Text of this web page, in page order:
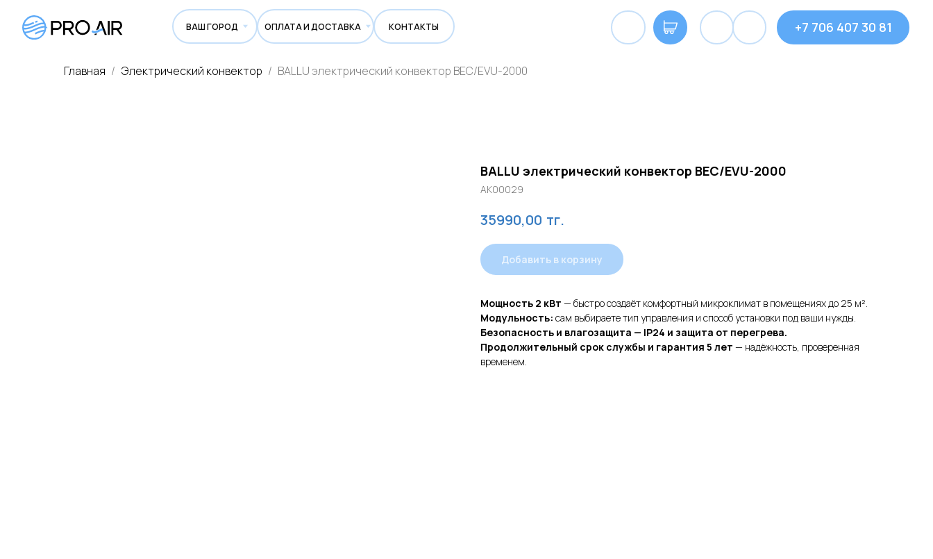
+7 706 407 30 81
КОНТАКТЫ
ОПЛАТА И ДОСТАВКА
ВАШ ГОРОД
Главная Электрический конвектор BALLU электрический конвектор BEC/EVU-2000
BALLU электрический конвектор BEC/EVU-2000
AK00029
35990,00 тг.
Добавить в корзину
Мощность 2 кВт — быстро создаёт комфортный микроклимат в помещениях до 25 м².
Модульность: сам выбираете тип управления и способ установки под ваши нужды.
Безопасность и влагозащита — IP24 и защита от перегрева.
Продолжительный срок службы и гарантия 5 лет — надёжность, проверенная
временем.